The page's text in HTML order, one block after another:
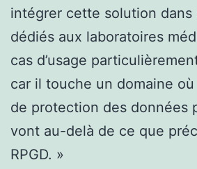
intégrer cette solution dans
dédiés aux laboratoires
cas d’usage
car il touche un domaine
de protection des données
vont au-delà de ce que
RPGD. »